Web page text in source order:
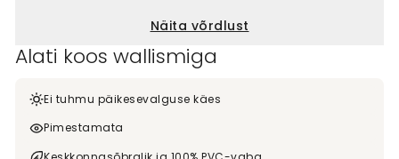
Näita võrdlust
Alati koos wallismiga
Ei tuhmu päikesevalguse käes
Pimestamata